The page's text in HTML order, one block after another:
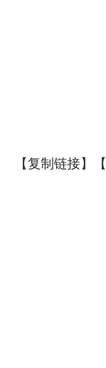
【复制链接】【